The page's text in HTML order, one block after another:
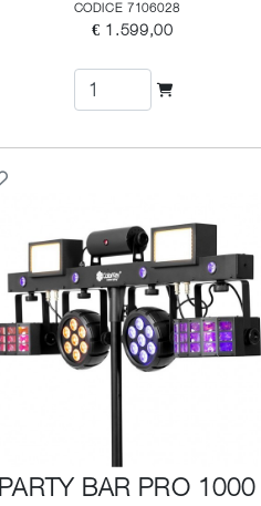
CODICE 7106028
€ 1.599,00
PARTY BAR PRO 1000